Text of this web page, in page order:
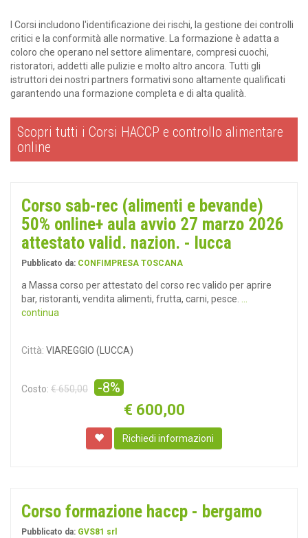
I Corsi includono l'identificazione dei rischi, la gestione dei controlli
critici e la conformità alle normative. La formazione è adatta a
coloro che operano nel settore alimentare, compresi cuochi,
ristoratori, addetti alle pulizie e molto altro ancora. Tutti gli
istruttori dei nostri partners formativi sono altamente qualificati
garantendo una formazione completa e di alta qualità.
Scopri tutti i Corsi HACCP e controllo alimentare
online
Corso sab-rec (alimenti e bevande)
50% online+ aula avvio 27 marzo 2026
attestato valid. nazion. - lucca
Pubblicato da: CONFIMPRESA TOSCANA
a Massa corso per attestato del corso rec valido per aprire
bar, ristoranti, vendita alimenti, frutta, carni, pesce.
continua
Città: VIAREGGIO (LUCCA)
Costo: € 650,00 -8%
€ 600,00
Richiedi informazioni
Corso formazione haccp - bergamo
Pubblicato da: GVS81 srl